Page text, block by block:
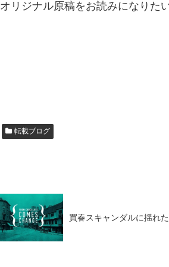
オリジナル原稿をお読みになりた
転載ブログ
買春スキャンダルに揺れ